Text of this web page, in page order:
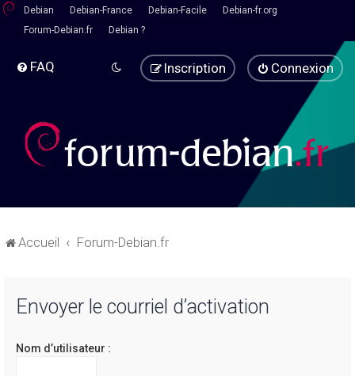
Debian Debian-France Debian-Facile
Debian-fr.org
Forum-Debian.fr
Debian ?
FAQ Connexion
Inscription
Accueil Forum-Debian.fr
Envoyer le courriel d’activation
Nom d’utilisateur :